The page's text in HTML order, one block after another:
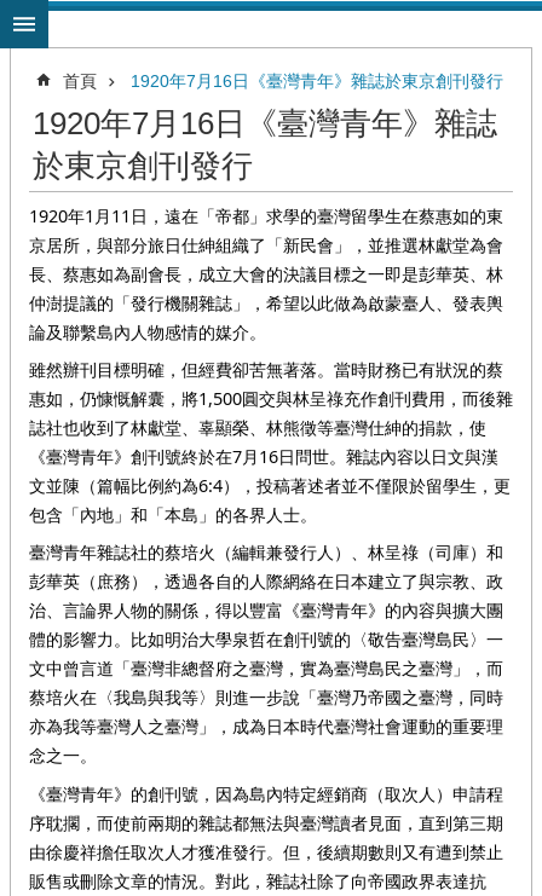
跳到主要內容區塊
首頁 1920年7月16日《臺灣青年》雜誌於東京創刊發行
1920年7月16日《臺灣青年》雜誌
於東京創刊發行
1920年1月11日，遠在「帝都」求學的臺灣留學生在蔡惠如的東
京居所，與部分旅日仕紳組織了「新民會」，並推選林獻堂為會
長、蔡惠如為副會長，成立大會的決議目標之一即是彭華英、林
仲澍提議的「發行機關雜誌」，希望以此做為啟蒙臺人、發表輿
論及聯繫島內人物感情的媒介。
雖然辦刊目標明確，但經費卻苦無著落。當時財務已有狀況的蔡
惠如，仍慷慨解囊，將1,500圓交與林呈祿充作創刊費用，而後雜
誌社也收到了林獻堂、辜顯榮、林熊徵等臺灣仕紳的捐款，使
《臺灣青年》創刊號終於在7月16日問世。雜誌內容以日文與漢
文並陳（篇幅比例約為6:4），投稿著述者並不僅限於留學生，更
包含「內地」和「本島」的各界人士。
臺灣青年雜誌社的蔡培火（編輯兼發行人）、林呈祿（司庫）和
彭華英（庶務），透過各自的人際網絡在日本建立了與宗教、政
治、言論界人物的關係，得以豐富《臺灣青年》的內容與擴大團
體的影響力。比如明治大學泉哲在創刊號的〈敬告臺灣島民〉一
文中曾言道「臺灣非總督府之臺灣，實為臺灣島民之臺灣」，而
蔡培火在〈我島與我等〉則進一步說「臺灣乃帝國之臺灣，同時
亦為我等臺灣人之臺灣」，成為日本時代臺灣社會運動的重要理
念之一。
《臺灣青年》的創刊號，因為島內特定經銷商（取次人）申請程
序耽擱，而使前兩期的雜誌都無法與臺灣讀者見面，直到第三期
由徐慶祥擔任取次人才獲准發行。但，後續期數則又有遭到禁止
販售或刪除文章的情況。對此，雜誌社除了向帝國政界表達抗